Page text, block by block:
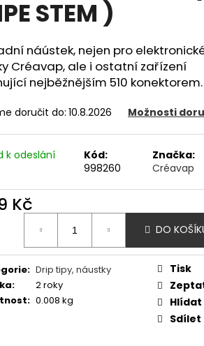
STEM )
náústek, nejen pro
Créavap, ale i ostatní zařízení
nejběžnějším 510 konektorem.
doručit do: 10.8.2026 Možnosti
k odeslání
Kód:
998260
Značka:
Créavap
Kč
DO
: Drip tipy, náustky
:
2 roky
: 0.008 kg
Tisk
Hlídat
Sdílet
- PŘEDNAPLNĚNÁ
- 20MG -